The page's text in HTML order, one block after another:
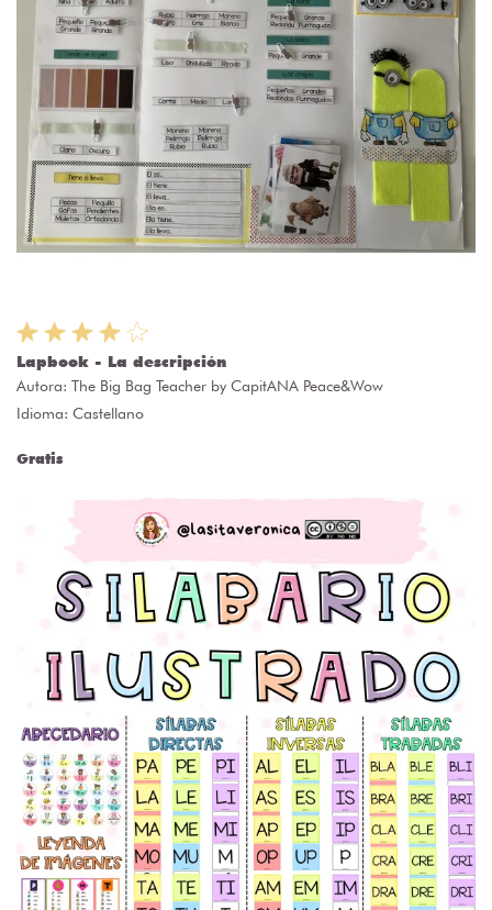
Lapbook - La descripción
Autora: The Big Bag Teacher by CapitANA Peace&Wow
Idioma: Castellano
Gratis